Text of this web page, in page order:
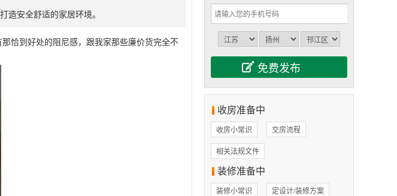
造安全舒适的家居环境。
恰到好处的阻尼感，跟我家那些廉价货完全不
收房准备中
收房小常识 交房流程
相关法规文件
装修准备中
装修小常识 定设计/装修方案